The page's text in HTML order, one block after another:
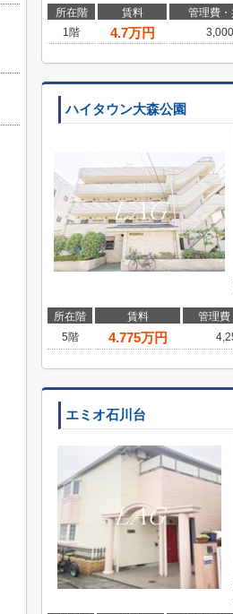
所在階 賃料 管理費
1階
4.7万円
ハイタウン大森公園
所在階 賃料 管理費
5階
4.775万円
エミオ石川台